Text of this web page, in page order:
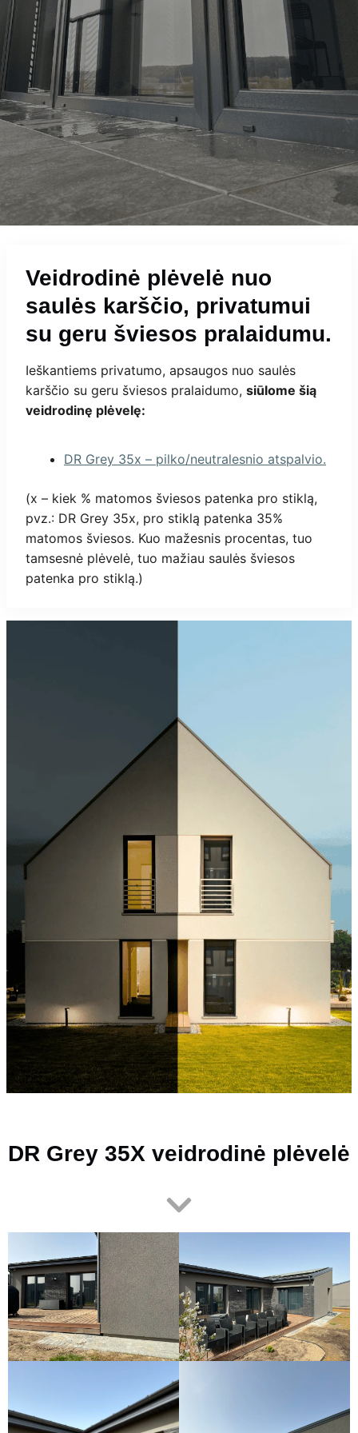
Veidrodinė plėvelė nuo
saulės karščio, privatumui
su geru šviesos pralaidumu.
Ieškantiems privatumo, apsaugos nuo saulės
karščio su geru šviesos pralaidumo, siūlome šią
veidrodinę plėvelę:
DR Grey 35x – pilko/neutralesnio atspalvio.
(x – kiek % matomos šviesos patenka pro stiklą,
pvz.: DR Grey 35x, pro stiklą patenka 35%
matomos šviesos. Kuo mažesnis procentas, tuo
tamsesnė plėvelė, tuo mažiau saulės šviesos
patenka pro stiklą.)
DR Grey 35X veidrodinė plėvelė